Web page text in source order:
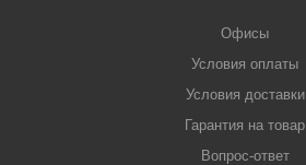
Офисы
Условия оплаты
Условия доставки
Гарантия на товар
Вопрос-ответ